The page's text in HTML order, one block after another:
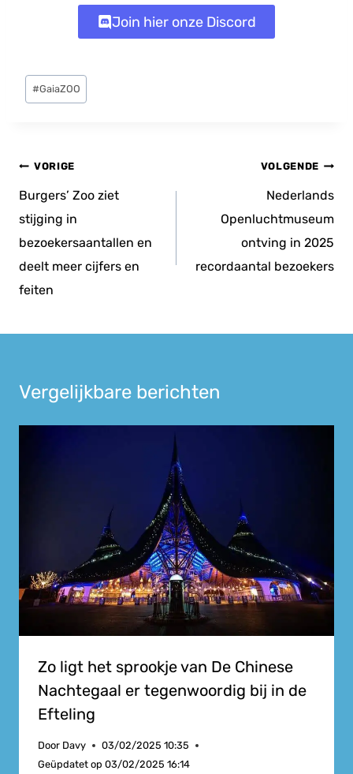
Join hier onze Discord
Bericht
tags:
#GaiaZOO
Bericht
navigatie
VORIGE
Burgers’ Zoo ziet
stijging in
bezoekersaantallen en
deelt meer cijfers en
feiten
VOLGENDE
Nederlands
Openluchtmuseum
ontving in 2025
recordaantal bezoekers
Vergelijkbare berichten
Zo ligt het sprookje van De Chinese
Nachtegaal er tegenwoordig bij in de
Efteling
Door Davy
03/02/2025 10:35
Geüpdatet op 03/02/2025 16:14